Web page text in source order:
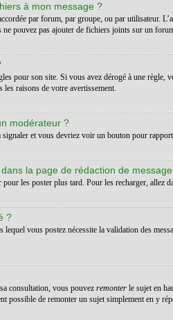
à mon message ?
par forum, par groupe, ou par utilisateur.
pouvez pas ajouter de fichiers joints sur un
pour son site. Si vous avez dérogé à une
les raisons de votre avertissement.
modérateur ?
et vous devriez voir un bouton pour
la page de rédaction de
les poster plus tard. Pour les recharger, allez
?
vous postez nécessite la validation des
consultation, vous pouvez remonter le sujet en
possible de remonter un sujet simplement en y